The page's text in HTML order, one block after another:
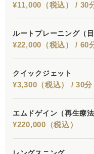
¥11,000（税込） / 30
ルートプレーニング（
¥22,000（税込） / 60
クイックジェット
¥3,300（税込） / 30分
エムドゲイン （再生療法
¥220,000（税込）